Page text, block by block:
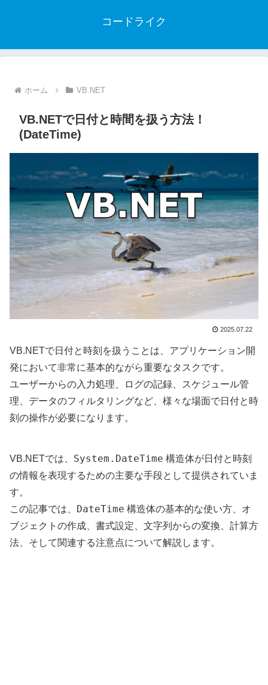
コードライク
ホーム VB.NET
VB.NETで日付と時間を扱う方法！
(DateTime)
2025.07.22
VB.NETで日付と時刻を扱うことは、アプリケーション開
発において非常に基本的ながら重要なタスクです。
ユーザーからの入力処理、ログの記録、スケジュール管
理、データのフィルタリングなど、様々な場面で日付と時
刻の操作が必要になります。
VB.NETでは、 System.DateTime 構造体が日付と時刻
の情報を表現するための主要な手段として提供されていま
す。
この記事では、 DateTime 構造体の基本的な使い方、オ
ブジェクトの作成、書式設定、文字列からの変換、計算方
法、そして関連する注意点について解説します。